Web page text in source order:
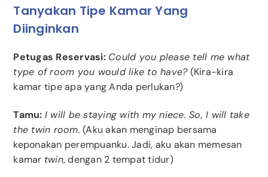
Tanyakan Tipe Kamar Yang
Diinginkan
Petugas Reservasi: Could you please tell me what
type of room you would like to have?(Kira-kira
kamar tipe apa yang Anda perlukan?)
Tamu: I will be staying with my niece. So, I will take
the twin room. (Aku akan menginap bersama
keponakan perempuanku. Jadi, aku akan memesan
kamar twin, dengan 2 tempat tidur)